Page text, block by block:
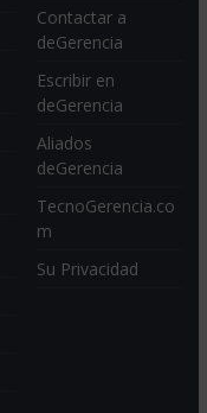
Contactar a
deGerencia
Escribir en
deGerencia
Aliados
deGerencia
TecnoGerencia.co
m
Su Privacidad